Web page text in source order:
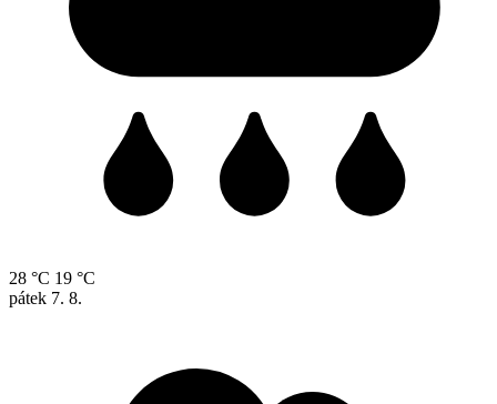
28 °C 19 °C
pátek 7. 8.